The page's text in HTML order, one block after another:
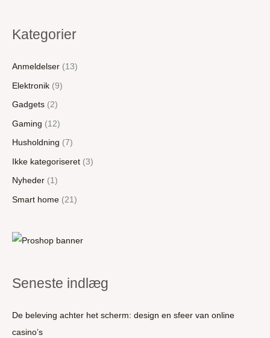
Kategorier
Anmeldelser (13)
Elektronik (9)
Gadgets (2)
Gaming (12)
Husholdning (7)
Ikke kategoriseret (3)
Nyheder (1)
Smart home (21)
Seneste indlæg
De beleving achter het scherm: design en sfeer van online
casino’s